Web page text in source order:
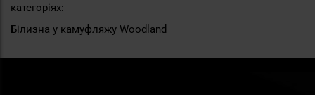
категоріях:
Білизна у камуфляжу Woodland